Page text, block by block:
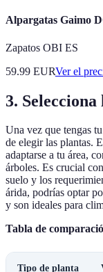
Alpargatas Gaimo
Zapatos OBI ES
59.99 EURVer el
3. Selecciona
Una vez que tengas
de elegir las plantas.
adaptarse a tu área,
árboles. Es crucial
suelo y los
árida, podrías optar
y son ideales para
Tabla de
Tipo de planta